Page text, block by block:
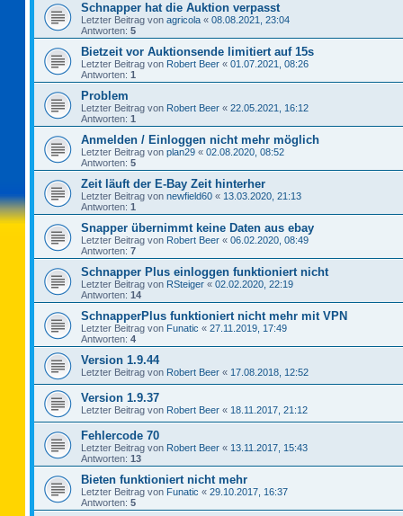
Schnapper hat die Auktion verpasst
Letzter Beitrag von agricola « 08.08.2021, 23:04
Antworten: 5
Bietzeit vor Auktionsende limitiert auf 15s
Letzter Beitrag von Robert Beer « 01.07.2021, 08:26
Antworten: 1
Problem
Letzter Beitrag von Robert Beer « 22.05.2021, 16:12
Antworten: 1
Anmelden / Einloggen nicht mehr möglich
Letzter Beitrag von plan29 « 02.08.2020, 08:52
Antworten: 5
Zeit läuft der E-Bay Zeit hinterher
Letzter Beitrag von newfield60 « 13.03.2020, 21:13
Antworten: 1
Snapper übernimmt keine Daten aus ebay
Letzter Beitrag von Robert Beer « 06.02.2020, 08:49
Antworten: 7
Schnapper Plus einloggen funktioniert nicht
Letzter Beitrag von RSteiger « 02.02.2020, 22:19
Antworten: 14
SchnapperPlus funktioniert nicht mehr mit VPN
Letzter Beitrag von Funatic « 27.11.2019, 17:49
Antworten: 4
Version 1.9.44
Letzter Beitrag von Robert Beer « 17.08.2018, 12:52
Version 1.9.37
Letzter Beitrag von Robert Beer « 18.11.2017, 21:12
Fehlercode 70
Letzter Beitrag von Robert Beer « 13.11.2017, 15:43
Antworten: 13
Bieten funktioniert nicht mehr
Letzter Beitrag von Funatic « 29.10.2017, 16:37
Antworten: 5